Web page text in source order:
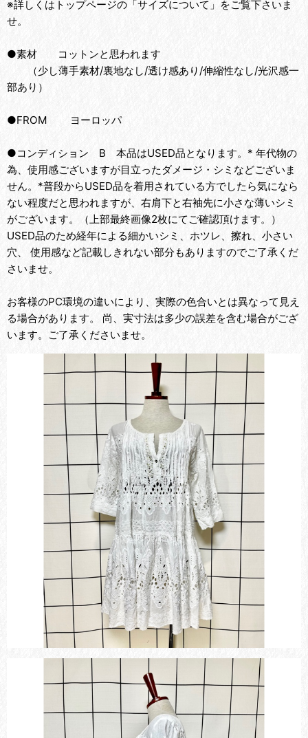
※詳しくはトップページの「サイズについて」をご覧下さいま
せ。
●素材 コットンと思われます
（少し薄手素材/裏地なし/透け感あり/伸縮性なし/光沢感一
部あり）
●FROM ヨーロッパ
●コンディション B 本品はUSED品となります。* 年代物の
為、使用感ございますが目立ったダメージ・シミなどございま
せん。*普段からUSED品を着用されている方でしたら気になら
ない程度だと思われますが、右肩下と右袖先に小さな薄いシミ
がございます。（上部最終画像2枚にてご確認頂けます。）
USED品のため経年による細かいシミ、ホツレ、擦れ、小さい
穴、 使用感など記載しきれない部分もありますのでご了承くだ
さいませ。
お客様のPC環境の違いにより、実際の色合いとは異なって見え
る場合があります。 尚、実寸法は多少の誤差を含む場合がござ
います。ご了承くださいませ。